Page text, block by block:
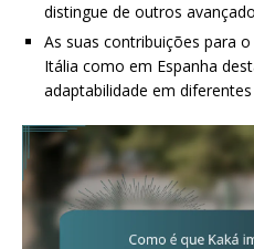
distingue de outros
As suas contribuições para
Itália como em Espanha
adaptabilidade em